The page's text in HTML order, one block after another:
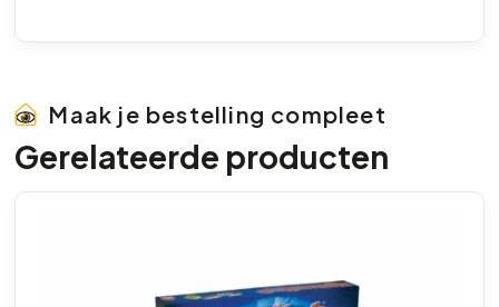
Maak je bestelling compleet
Gerelateerde producten